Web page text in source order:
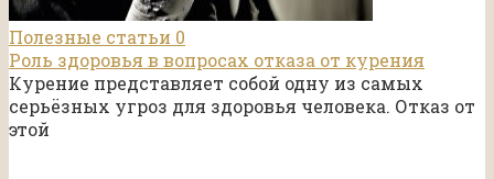
Полезные статьи 0
Роль здоровья в вопросах отказа от курения
Курение представляет собой одну из самых
серьёзных угроз для здоровья человека. Отказ от
этой